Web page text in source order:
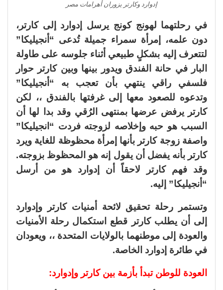
إدوارد وكارتر يزوران أهرامات مصر
في رحلتهما لهونج كونج يرسل إدوارد إلى كارتر،
دون علمه، إمرأة سمراء جميلة تُدعى “أنجيليكا”
لتتعرف إليه بشكلٍ طبيعي أثناء جلوسه على طاولة
البار في حانة الفندق ويدور بينها وبين كارتر حوار
فلسفي راقي ينتهي بأن تعجب به “أنجيليكا”
وتدعوه للصعود معها إلى غرفتها بالفندق ،، لكن
كارتر يرفض عرضها بمنتهى الرُقي وقد بدا لها أن
السبب هو حبه وإخلاصه لزوجته فردت “انجيليكا”
واصفة زوجة كارتر بأنها إمرأة محظوظة للغاية ويرد
كارتر بأنه يفضل أن يقول إنه هو المحظوظ بزوجته.
وقد فهم كارتر لاحقاً أن إدوارد هو من أرسل
“أنجيليكا” إليه.
وتستمر رحلة تحقيق لائحة أمنيات كارتر وإدوارد
إلى أن يطلب كارتر قطع استكمال رحلة الأمنيات
والعودة إلى موطنهما بالولايات المتحدة ،، ويعودان
في طائرة إدوارد الخاصة.
العودة للوطن تبدأ بأزمة بين كارتر وإدوارد: